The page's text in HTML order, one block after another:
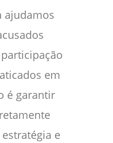
ajudamos
em
é garantir
e